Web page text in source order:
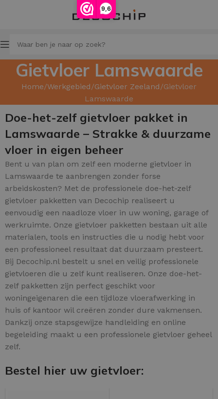
9,6
Gietvloer Lamswaarde
Home Werkgebied Gietvloer Zeeland Gietvloer
Lamswaarde
Doe-het-zelf gietvloer pakket in
Lamswaarde – Strakke & duurzame
vloer in eigen beheer
Bent u van plan om zelf een moderne gietvloer in
Lamswaarde te aanbrengen zonder forse
arbeidskosten? Met de professionele doe-het-zelf
gietvloer pakketten van Decochip realiseert u
eenvoudig een naadloze vloer in uw woning, garage of
werkruimte. Onze gietvloer pakketten bestaan uit alle
materialen, tools en instructies die u nodig hebt voor
een professioneel resultaat dat duurzaam presteert.
Bij Decochip.nl bestelt u snel en veilig professionele
gietvloeren die u zelf kunt realiseren. Onze doe-het-
zelf pakketten zijn perfect geschikt voor
woningeigenaren die een tijdloze vloerafwerking in
huis of kantoor wil creëren zonder dure vakmensen.
Dankzij onze stapsgewijze handleiding en online
begeleiding maakt u een professionele gietvloer geheel
zelf.
Bestel hier uw gietvloer: